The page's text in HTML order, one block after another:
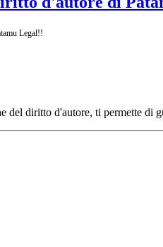
Legal!!
diritto d'autore, ti permette di